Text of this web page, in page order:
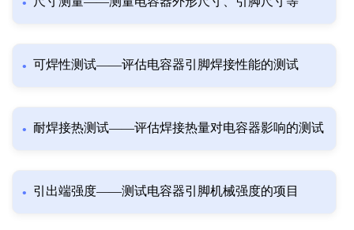
可焊性测试——评估电容器引脚焊接性能的测试
耐焊接热测试——评估焊接热量对电容器影响的测试
引出端强度——测试电容器引脚机械强度的项目